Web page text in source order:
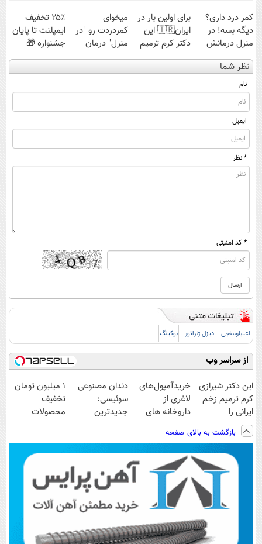
کمر درد داری؟
دیگه بسه! در
منزل درمانش
کن
(◀پرسش‌نامه)
برای اولین بار در
ایران🇮🇷 این
دکتر کرم ترمیم
کننده 23 روزه
ساخت!
میخوای
کمردردت رو "در
منزل" درمان
کنی؟ (◂فیلم +
◂پرسش‌نامه)
۲۵٪ تخفیف
ایمپلنت تا پایان
جشنواره 🎁
نظر شما
نام
ایمیل
* نظر
* کد امنیتی
اعتبارسنجی دیزل ژنراتور بوکینگ
از سراسر وب
این دکتر شیرازی
کرم ترمیم زخم
ایرانی را
ساخت!!!
خریدآمپول‌های
لاغری از
داروخانه های
فوری همراه با
پک یخ!
دندان مصنوعی
سوئیسی:
جدیدترین
پرداخت قسطی
۱ میلیون تومان
تخفیف
محصولات
شروع کاهش
بازگشت به بالای صفحه